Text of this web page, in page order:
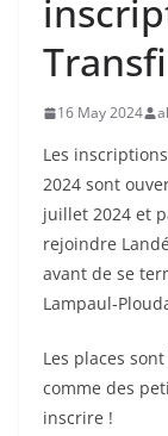
16 May 2024
Les
2024 sont
juillet 2024 et
rejoindre
avant de se
Lampaul-
Les places
comme des
inscrire !